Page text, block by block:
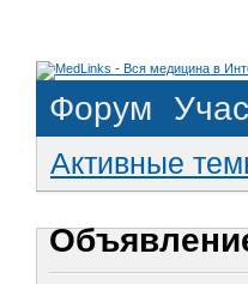
Форум
Активные